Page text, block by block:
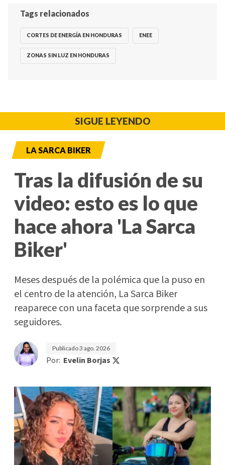
Tags relacionados
CORTES DE ENERGÍA EN HONDURAS ENEE
ZONAS SIN LUZ EN HONDURAS
SIGUE LEYENDO
LA SARCA BIKER
Tras la difusión de su
video: esto es lo que
hace ahora 'La Sarca
Biker'
Meses después de la polémica que la puso en
el centro de la atención, La Sarca Biker
reaparece con una faceta que sorprende a sus
seguidores.
Publicado3 ago. 2026
Por: Evelin Borjas